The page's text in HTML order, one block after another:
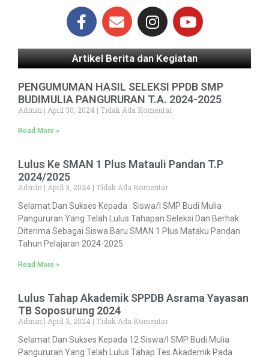
Artikel Berita dan Kegiatan
PENGUMUMAN HASIL SELEKSI PPDB SMP
BUDIMULIA PANGURURAN T.A. 2024-2025
Admin April 30, 2024 Tidak Ada Komentar
Read More »
Lulus Ke SMAN 1 Plus Matauli Pandan T.P
2024/2025
Admin April 3, 2024
Tidak Ada Komentar
Selamat Dan Sukses Kepada : Siswa/i SMP Budi Mulia
Pangururan Yang Telah Lulus Tahapan Seleksi Dan Berhak
Diterima Sebagai Siswa Baru SMAN 1 Plus Mataku Pandan
Tahun Pelajaran 2024-2025
Read More »
Lulus Tahap Akademik SPPDB Asrama Yayasan
TB Soposurung 2024
Admin April 3, 2024
Tidak Ada Komentar
Selamat Dan Sukses Kepada 12 Siswa/i SMP Budi Mulia
Pangururan Yang Telah Lulus Tahap Tes Akademik Pada